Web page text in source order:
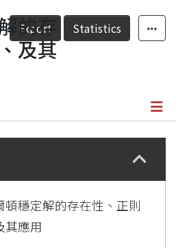
Export Statistics
的存
及其
Details
頓穩定解的存在性、正則
其應用